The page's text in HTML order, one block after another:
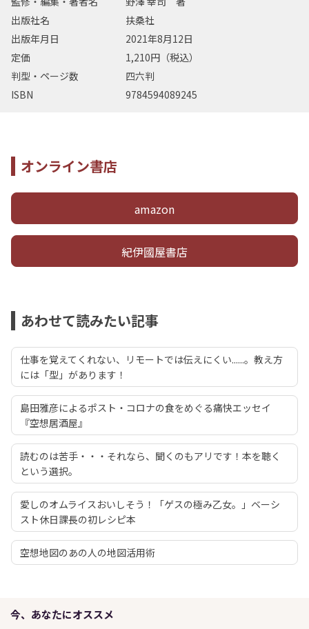
出版社名
扶桑社
出版年月日
2021年8月12日
定価
1,210円（税込）
判型・ページ数
四六判
ISBN
9784594089245
オンライン書店
amazon
紀伊國屋書店
あわせて読みたい記事
仕事を覚えてくれない、リモートでは伝えにくい......。教え方
には「型」があります！
島田雅彦によるポスト・コロナの食をめぐる痛快エッセイ
『空想居酒屋』
読むのは苦手・・・それなら、聞くのもアリです！本を聴く
という選択。
愛しのオムライスおいしそう！「ゲスの極み乙女。」ベーシ
スト休日課長の初レシピ本
空想地図のあの人の地図活用術
今、あなたにオススメ